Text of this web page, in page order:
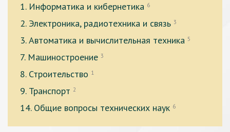
1. Информатика и кибернетика 6
2. Электроника, радиотехника и связь 3
3. Автоматика и вычислительная техника 5
7. Машиностроение 3
8. Строительство 1
9. Транспорт 2
14. Общие вопросы технических наук 6